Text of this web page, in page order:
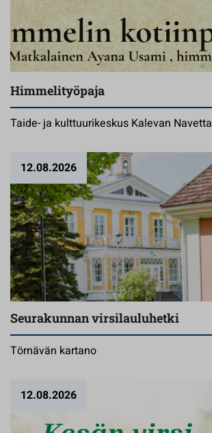
Himmelityöpaja
Taide- ja kulttuurikeskus Kalevan Navetta
12.08.2026
Seurakunnan virsilauluhetki
Törnävän kartano
12.08.2026